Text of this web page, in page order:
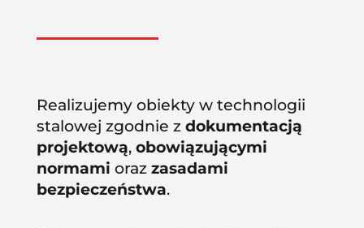
Realizujemy obiekty w technologii
stalowej zgodnie z dokumentacją
projektową, obowiązującymi
normami oraz zasadami
bezpieczeństwa.